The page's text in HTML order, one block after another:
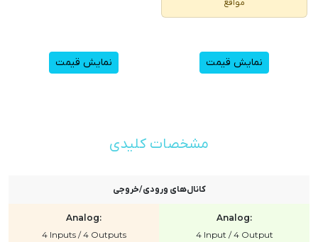
مواقع
نمایش قیمت نمایش قیمت
مشخصات کلیدی
کانال‌های ورودی/خروجی
Analog:
4 Input / 4 Output
Analog:
4 Inputs / 4 Outputs